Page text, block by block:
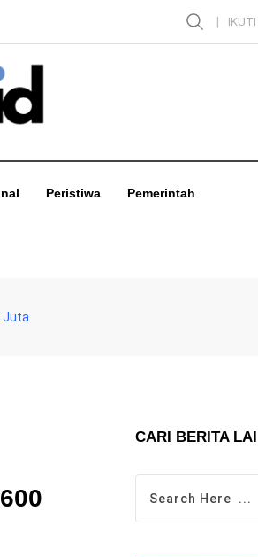
IKUTI
Peristiwa Pemerintah
Juta
CARI BERITA